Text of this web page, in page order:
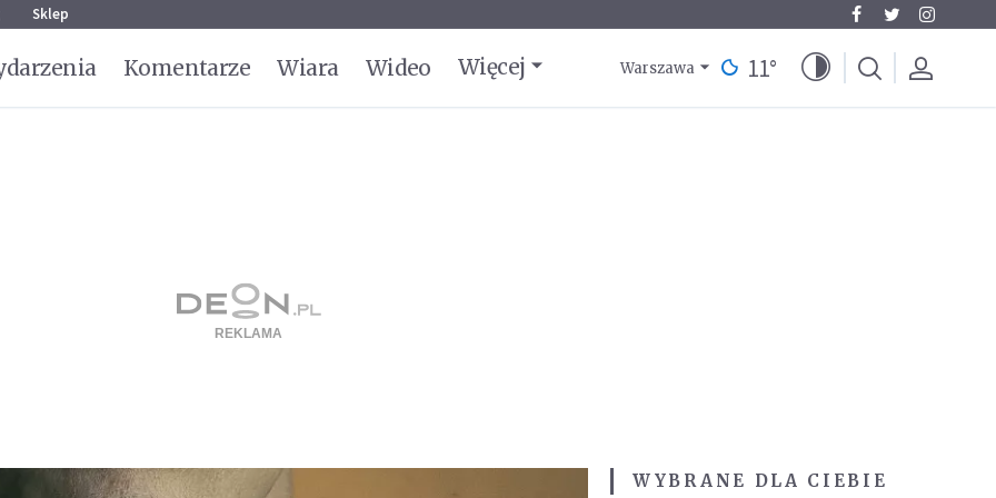
Sklep
Komentarze Wiara Wideo Więcej Warszawa 11°
WYBRANE DLA CIEBIE